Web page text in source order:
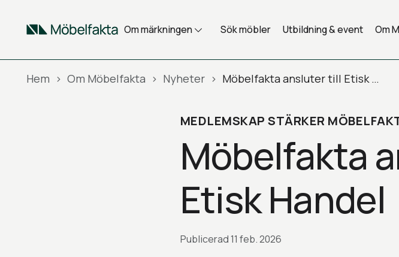
Om märkningen Sök möbler Utbildning & event Om
Hem Om Möbelfakta Nyheter Möbelfakta ansluter till Etisk Handel
MEDLEMSKAP STÄRKER
Möbelfakta
Etisk Handel
Publicerad11 feb. 2026